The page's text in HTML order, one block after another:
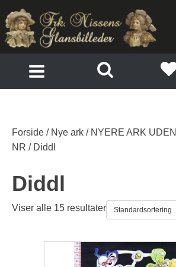
Forside / Nye ark / NYERE ARK
NR / Diddl
Diddl
Viser alle 15 resultater